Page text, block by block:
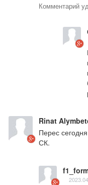
Комментарий
Rinat
Перес
СК.